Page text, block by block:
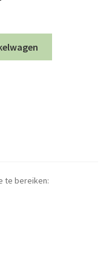
te bereiken: